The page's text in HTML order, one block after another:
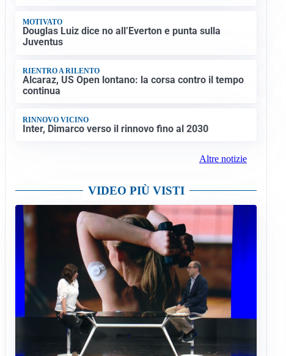
MOTIVATO
Douglas Luiz dice no all’Everton e punta sulla
Juventus
RIENTRO A RILENTO
Alcaraz, US Open lontano: la corsa contro il tempo
continua
RINNOVO VICINO
Inter, Dimarco verso il rinnovo fino al 2030
Altre notizie
VIDEO PIÙ VISTI